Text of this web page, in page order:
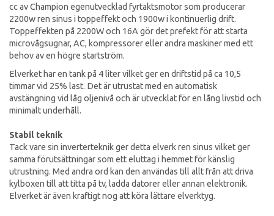
cc av Champion egenutvecklad fyrtaktsmotor som producerar
2200w ren sinus i toppeffekt och 1900w i kontinuerlig drift.
Toppeffekten på 2200W och 16A gör det prefekt för att starta
microvågsugnar, AC, kompressorer eller andra maskiner med ett
behov av en högre startström.
Elverket har en tank på 4 liter vilket ger en driftstid på ca 10,5
timmar vid 25% last. Det är utrustat med en automatisk
avstängning vid låg oljenivå och är utvecklat för en lång livstid och
minimalt underhåll.
Stabil teknik
Tack vare sin inverterteknik ger detta elverk ren sinus vilket ger
samma förutsättningar som ett eluttag i hemmet för känslig
utrustning. Med andra ord kan den användas till allt från att driva
kylboxen till att titta på tv, ladda datorer eller annan elektronik.
Elverket är även kraftigt nog att köra lättare elverktyg.